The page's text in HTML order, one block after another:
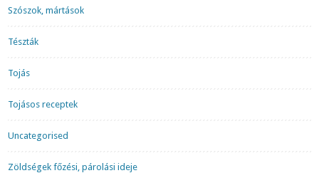
Szószok, mártások
Tészták
Tojás
Tojásos receptek
Uncategorised
Zöldségek főzési, párolási ideje